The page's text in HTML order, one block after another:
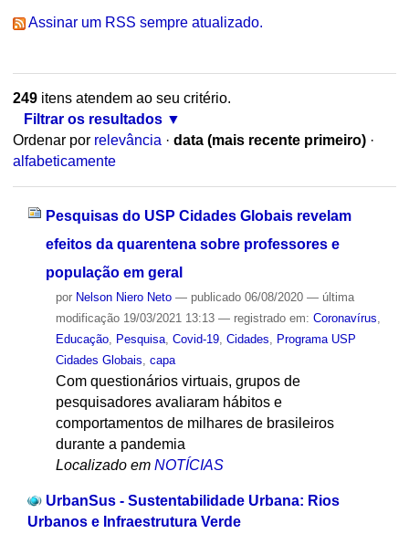
Assinar um RSS sempre atualizado.
249itens atendem ao seu critério.
Filtrar os resultados
Ordenar por relevância · data (mais recente primeiro) ·
alfabeticamente
Pesquisas do USP Cidades Globais revelam
efeitos da quarentena sobre professores e
população em geral
por Nelson Niero Neto — publicado06/08/2020 — última
modificação19/03/2021 13:13 — registrado em: Coronavírus
Educação, Pesquisa, Covid-19, Cidades
Programa USP
Cidades Globais capa
Com questionários virtuais, grupos de
pesquisadores avaliaram hábitos e
comportamentos de milhares de brasileiros
durante a pandemia
Localizado em NOTÍCIAS
UrbanSus - Sustentabilidade Urbana: Rios
Urbanos e Infraestrutura Verde